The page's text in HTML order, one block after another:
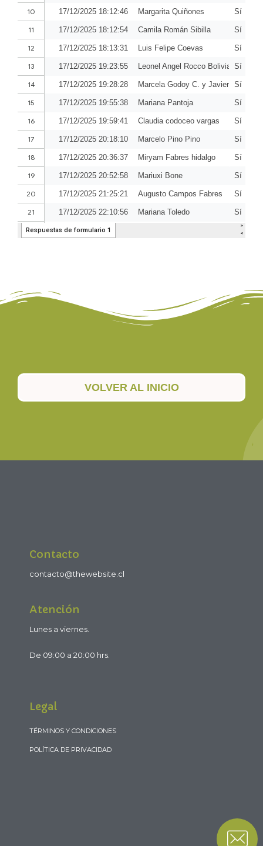
VOLVER AL INICIO
Contacto
contacto@thewebsite.cl
Atención
Lunes a viernes.
De 09:00 a 20:00 hrs.
Legal
TÉRMINOS Y CONDICIONES
POLÍTICA DE PRIVACIDAD